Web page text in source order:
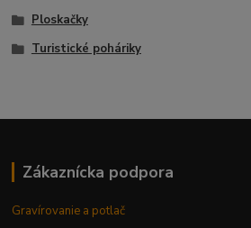
Ploskačky
Turistické poháriky
Zákaznícka podpora
Gravírovanie a potlač